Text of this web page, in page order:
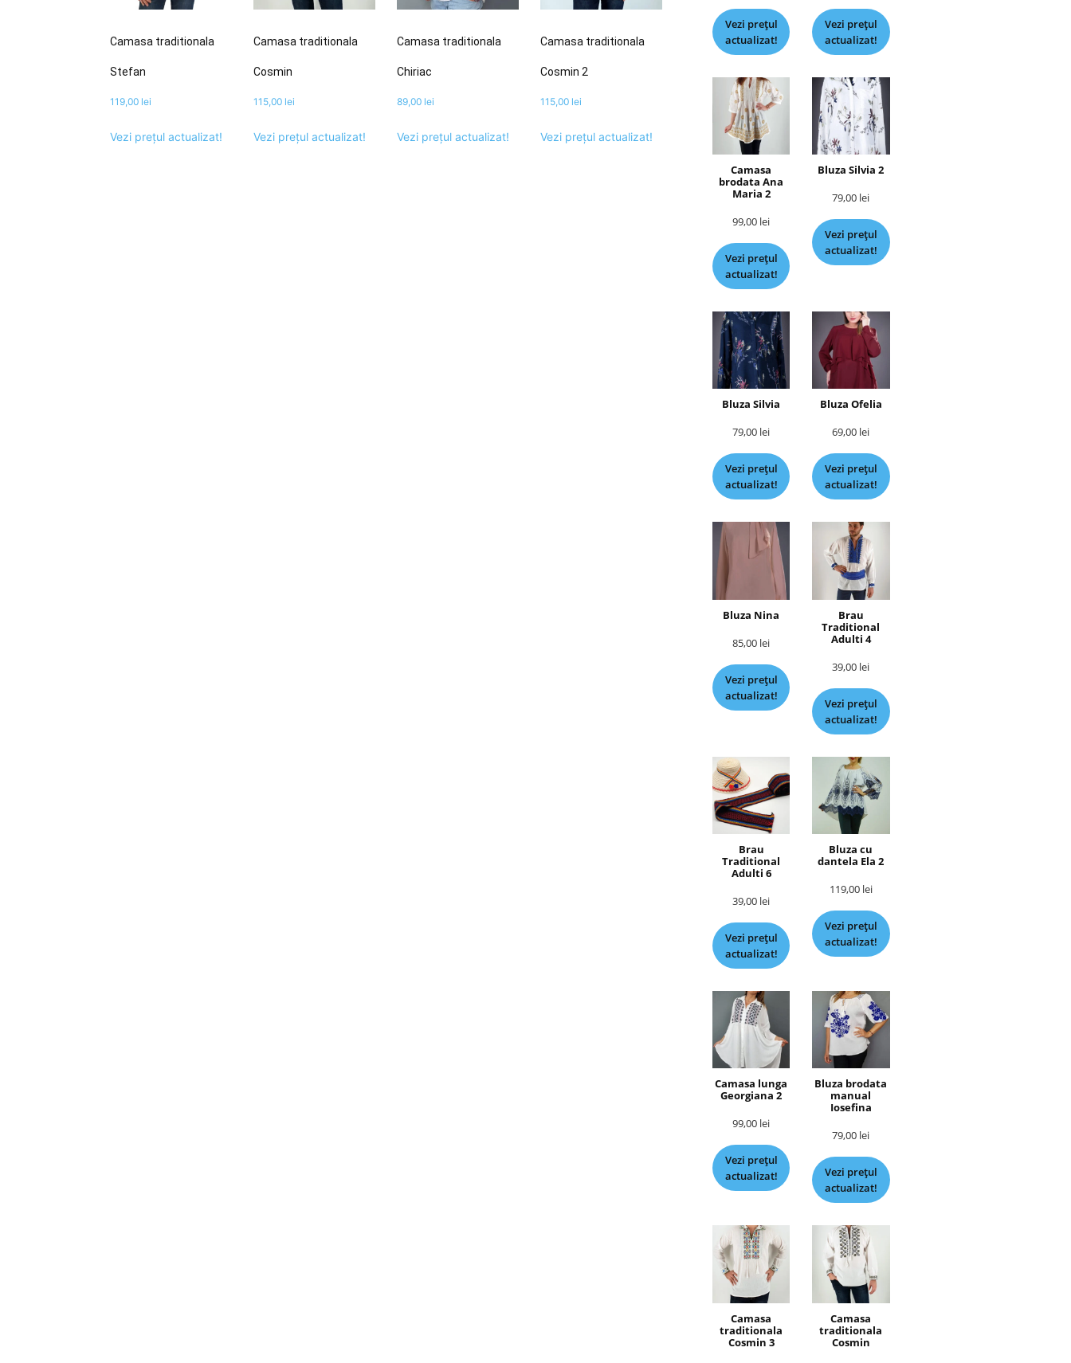
Camasa traditionala
Stefan
119,00 lei
Vezi prețul actualizat!
Camasa traditionala
Cosmin
115,00 lei
Vezi prețul actualizat!
Camasa traditionala
Chiriac
89,00 lei
Vezi prețul actualizat!
Camasa traditionala
Cosmin 2
115,00 lei
Vezi prețul actualizat!
Vezi prețul
actualizat!
Vezi prețul
actualizat!
Camasa
brodata Ana
Maria 2
99,00 lei
Vezi prețul
actualizat!
Bluza Silvia 2
79,00 lei
Vezi prețul
actualizat!
Bluza Silvia
79,00 lei
Vezi prețul
actualizat!
Bluza Ofelia
69,00 lei
Vezi prețul
actualizat!
Bluza Nina
85,00 lei
Vezi prețul
actualizat!
Brau
Traditional
Adulti 4
39,00 lei
Vezi prețul
actualizat!
Brau
Traditional
Adulti 6
39,00 lei
Vezi prețul
actualizat!
Bluza cu
dantela Ela 2
119,00 lei
Vezi prețul
actualizat!
Camasa lunga
Georgiana 2
99,00 lei
Vezi prețul
actualizat!
Bluza brodata
manual
Iosefina
79,00 lei
Vezi prețul
actualizat!
Camasa
traditionala
Cosmin 3
Camasa
traditionala
Cosmin